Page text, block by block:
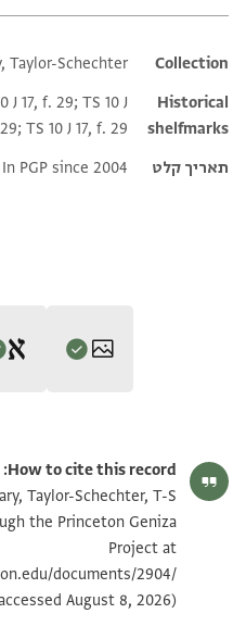
Additional metadata
Collection
Taylor-Schechter
Historical
shelfmarks
J 17, f. 29; TS 10 J
TS 10 J 17, f. 29
תאריך קלט
In PGP since 2004
unpublished edition (1950–85).
עזרי מעם ייי עושה שמים
ויהי דויד לכל דרכיו
חזקו ויאמץ לבבכם כל
אשרי משכיל על דל וג
מלוה ייי חונן דל וגמולו
T-S 10J17.29 1v
תנאי היתר שימוש בתצלום
How to cite this record:
Taylor-Schechter, T-S
the Princeton Geniza
Project at
documents/2904/
August 8, 2026).